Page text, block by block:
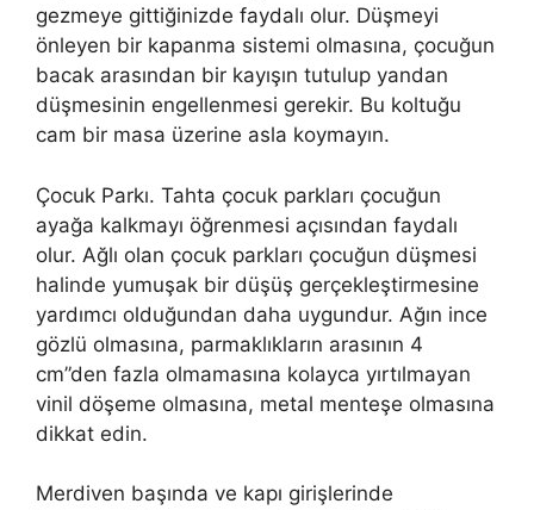
gezmeye gittiğinizde faydalı olur. Düşmeyi
önleyen bir kapanma sistemi olmasına, çocuğun
bacak arasından bir kayışın tutulup yandan
düşmesinin engellenmesi gerekir. Bu koltuğu
cam bir masa üzerine asla koymayın.
Çocuk Parkı. Tahta çocuk parkları çocuğun
ayağa kalkmayı öğrenmesi açısından faydalı
olur. Ağlı olan çocuk parkları çocuğun düşmesi
halinde yumuşak bir düşüş gerçekleştirmesine
yardımcı olduğundan daha uygundur. Ağın ince
gözlü olmasına, parmaklıkların arasının 4
cm”den fazla olmamasına kolayca yırtılmayan
vinil döşeme olmasına, metal menteşe olmasına
dikkat edin.
Merdiven başında ve kapı girişlerinde